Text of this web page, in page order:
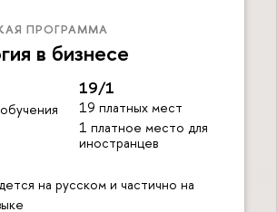
ПРОГРАММА
в бизнесе
19/1
19 платных мест
1 платное место для
иностранцев
на русском и частично на